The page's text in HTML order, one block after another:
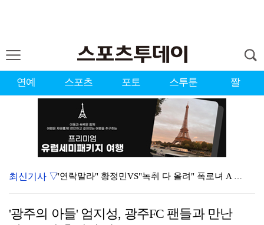
연예 스포츠 포토 스투툰 짤
"연락말라" 황정민VS"녹취 다 올려" 폭로녀 A 씨,…
황정민 폭로자 "아들 연극 몰래 관람? 소품 준비 돕고…
최신기사 ▽
'광주의 아들' 엄지성, 광주FC 팬들과 만난